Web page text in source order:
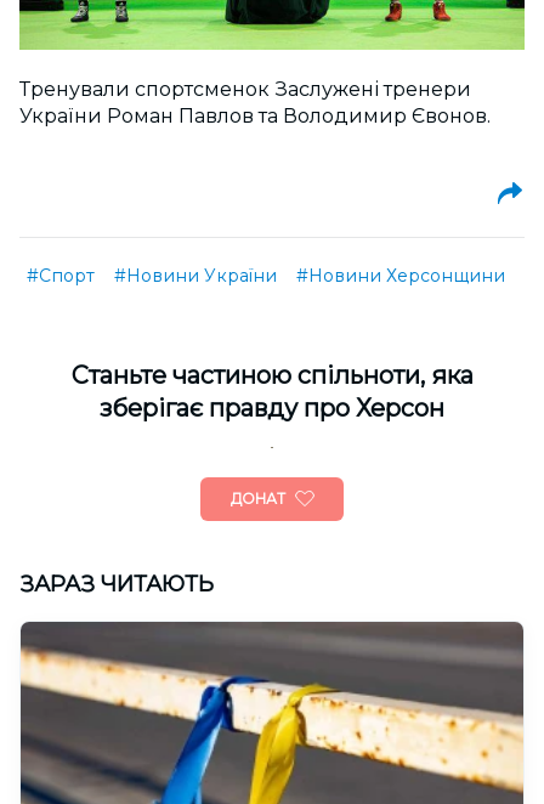
Тренували спортсменок Заслужені тренери
України Роман Павлов та Володимир Євонов.
#Спорт #Новини України #Новини Херсонщини
Cтаньте частиною спільноти, яка
зберігає правду про Херсон
ДОНАТ
ЗАРАЗ ЧИТАЮТЬ